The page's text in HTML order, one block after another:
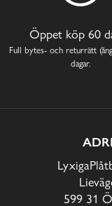
Öppet köp 60
Full bytes- och returrätt
dagar.
599 31